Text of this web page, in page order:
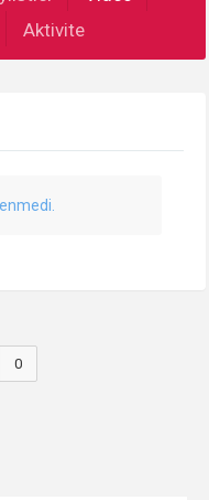
Aktivite
0